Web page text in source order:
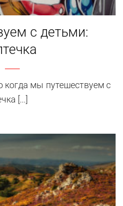
с детьми:
когда мы путешествуем с
[...]